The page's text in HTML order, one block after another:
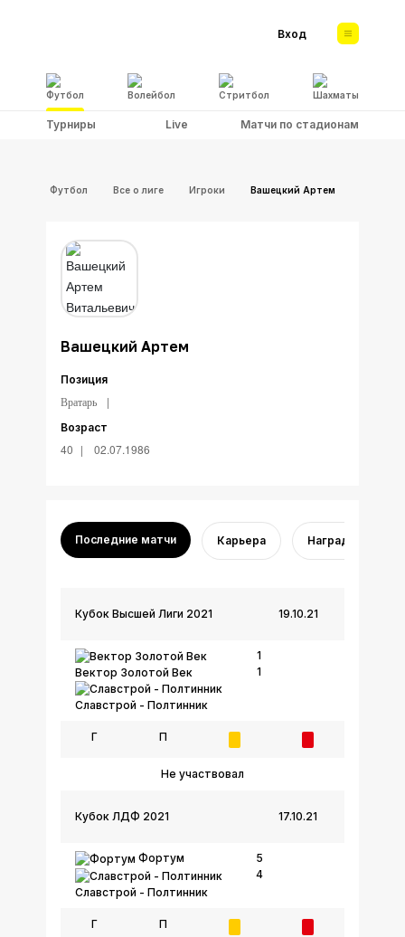
Футбол Волейбол Стритбол Шахматы
Вход
Турниры Live Матчи по стадионам
Футбол Все о лиге Игроки Вашецкий Артем
Вашецкий Артем
Позиция
Вратарь
Возраст
40 02.07.1986
Последние матчи Карьера Награды
19.10.21
Кубок Высшей Лиги 2021
Вектор Золотой Век
Славстрой - Полтинник
1
1
Г П
Не участвовал
17.10.21
Кубок ЛДФ 2021
Фортум
Славстрой - Полтинник
5
4
Г П